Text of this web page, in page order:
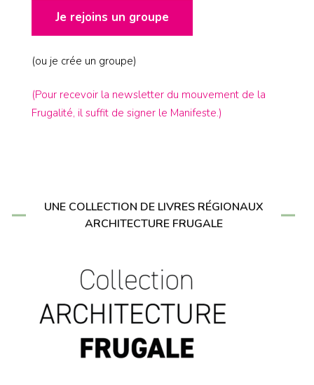
Je rejoins un groupe
(ou je crée un groupe)
(Pour recevoir la newsletter du mouvement de la
Frugalité, il suffit de signer le Manifeste.)
UNE COLLECTION DE LIVRES RÉGIONAUX
ARCHITECTURE FRUGALE